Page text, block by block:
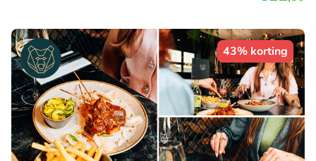
43% korting